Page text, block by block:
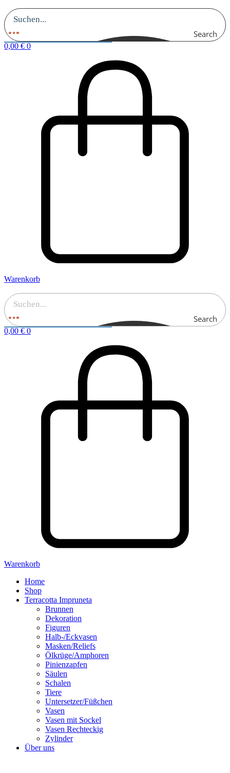
Search
0,00 € 0
Warenkorb
Search
0,00 € 0
Warenkorb
Home
Shop
Terracotta Impruneta
Brunnen
Dekoration
Figuren
Halb-/Eckvasen
Masken/Reliefs
Ölkrüge/Amphoren
Pinienzapfen
Säulen
Schalen
Tiere
Untersetzer/Füßchen
Vasen
Vasen mit Sockel
Vasen Rechteckig
Zylinder
Über uns